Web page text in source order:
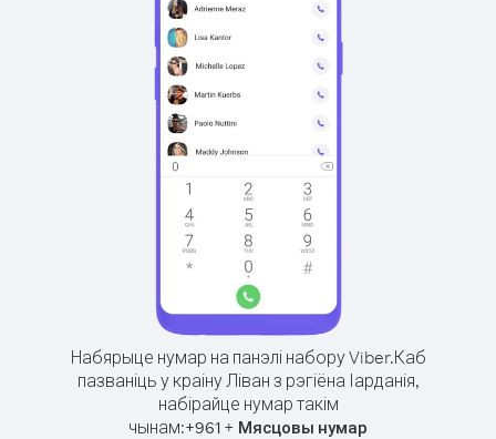
Набярыце нумар на панэлі набору Viber.Каб
пазваніць у краіну Ліван з рэгіёна Іарданія,
набірайце нумар такім
чынам:+961 + Мясцовы нумар